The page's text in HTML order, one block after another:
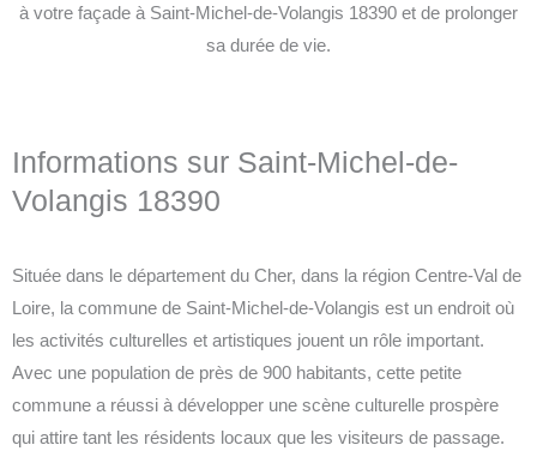
à votre façade à Saint-Michel-de-Volangis 18390 et de prolonger
sa durée de vie.
Informations sur Saint-Michel-de-
Volangis 18390
Située dans le département du Cher, dans la région Centre-Val de
Loire, la commune de Saint-Michel-de-Volangis est un endroit où
les activités culturelles et artistiques jouent un rôle important.
Avec une population de près de 900 habitants, cette petite
commune a réussi à développer une scène culturelle prospère
qui attire tant les résidents locaux que les visiteurs de passage.